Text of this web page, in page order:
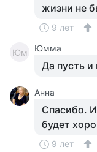
жизни не
9 лет
Юм Юмма
Да пусть и
Анна
Спасибо.
будет
9 лет